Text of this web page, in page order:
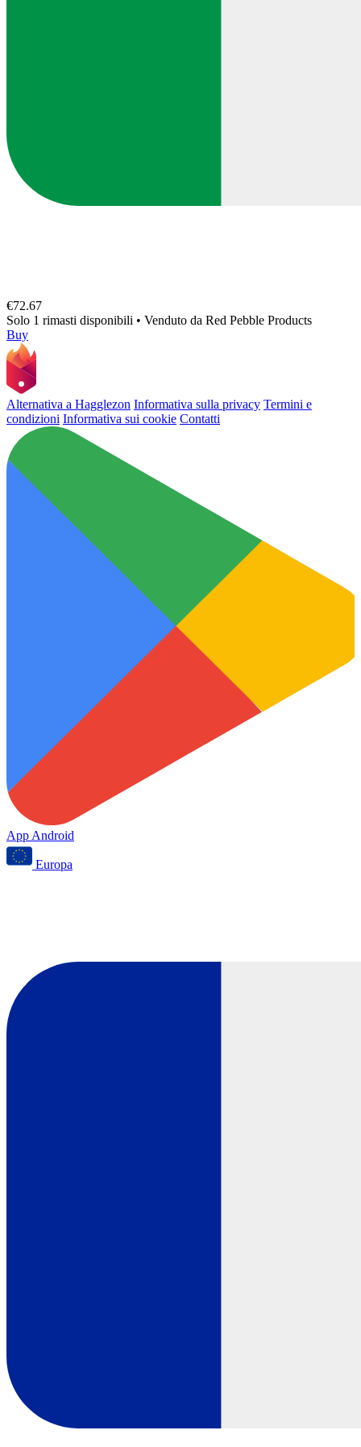
€72.67
Solo 1 rimasti disponibili • Venduto da Red Pebble Products
Buy
Alternativa a Hagglezon Informativa sulla privacy Termini e
condizioni Informativa sui cookie Contatti
App Android
Europa